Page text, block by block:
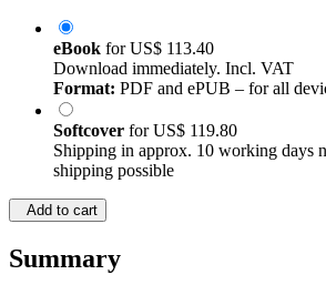
eBook forUS$ 113.40
Download immediately. Incl. VAT
Format: PDF and ePUB – for all
Softcover forUS$ 119.80
Shipping in approx. 10 working days
shipping possible
Add to cart
Summary